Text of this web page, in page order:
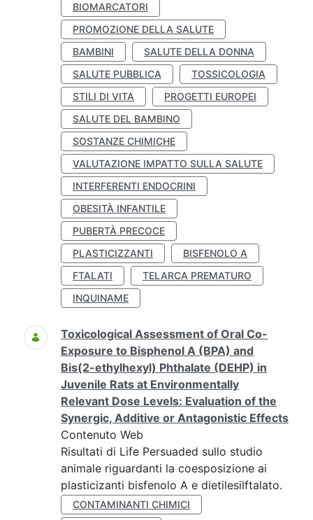
BIOMARCATORI
PROMOZIONE DELLA SALUTE
BAMBINI
SALUTE DELLA DONNA
SALUTE PUBBLICA
TOSSICOLOGIA
STILI DI VITA
PROGETTI EUROPEI
SALUTE DEL BAMBINO
SOSTANZE CHIMICHE
VALUTAZIONE IMPATTO SULLA SALUTE
INTERFERENTI ENDOCRINI
OBESITÀ INFANTILE
PUBERTÀ PRECOCE
PLASTICIZZANTI
BISFENOLO A
FTALATI
TELARCA PREMATURO
INQUINAME
Toxicological Assessment of Oral Co-
Exposure to Bisphenol A (BPA) and
Bis(2-ethylhexyl) Phthalate (DEHP) in
Juvenile Rats at Environmentally
Relevant Dose Levels: Evaluation of the
Synergic, Additive or Antagonistic Effects
Contenuto Web
Risultati di Life Persuaded sullo studio
animale riguardanti la coesposizione ai
plasticizanti bisfenolo A e dietilesilftalato.
CONTAMINANTI CHIMICI